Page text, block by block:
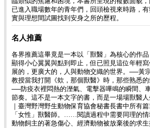
已進入職場數年的青年們，回頭檢視來時路，
實與理想間試圖找到安身之所的歷程。
名人推薦
各界推薦這畢竟是一本以「獸醫」為核心的作品
顯得小心翼翼與點到即止，但已照見這位年輕
展的，更廣大的，人與動物交織的世界。──黃
教授當我打開《欸，那個獸醫》時，那些熟悉
──防疫衣裡悶熱的溼氣、電擊器嗶鳴的瞬間、
節奏。這不是一本文字的書，而是一場場獸醫
｜臺灣野灣野生動物保育協會秘書長書中所有
「女性」獸醫師。……閱讀過程中需要同理的
動物飼主的著急傷心、經濟動物被放棄後的求